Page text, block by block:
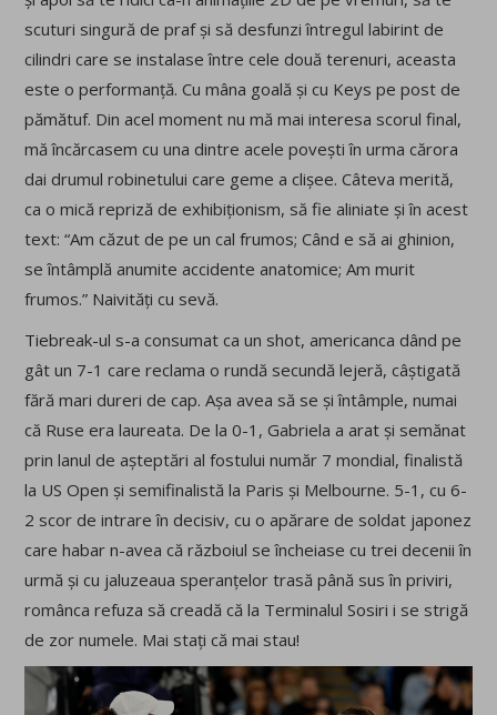
scuturi singură de praf și să desfunzi întregul labirint de
cilindri care se instalase între cele două terenuri, aceasta
este o performanță. Cu mâna goală și cu Keys pe post de
pămătuf. Din acel moment nu mă mai interesa scorul final,
mă încărcasem cu una dintre acele povești în urma cărora
dai drumul robinetului care geme a clișee. Câteva merită,
ca o mică repriză de exhibiționism, să fie aliniate și în acest
text: “Am căzut de pe un cal frumos; Când e să ai ghinion,
se întâmplă anumite accidente anatomice; Am murit
frumos.” Naivități cu sevă.
Tiebreak-ul s-a consumat ca un shot, americanca dând pe
gât un 7-1 care reclama o rundă secundă lejeră, câștigată
fără mari dureri de cap. Așa avea să se și întâmple, numai
că Ruse era laureata. De la 0-1, Gabriela a arat și semănat
prin lanul de așteptări al fostului număr 7 mondial, finalistă
la US Open și semifinalistă la Paris și Melbourne. 5-1, cu 6-
2 scor de intrare în decisiv, cu o apărare de soldat japonez
care habar n-avea că războiul se încheiase cu trei decenii în
urmă și cu jaluzeaua speranțelor trasă până sus în priviri,
românca refuza să creadă că la Terminalul Sosiri i se strigă
de zor numele. Mai stați că mai stau!